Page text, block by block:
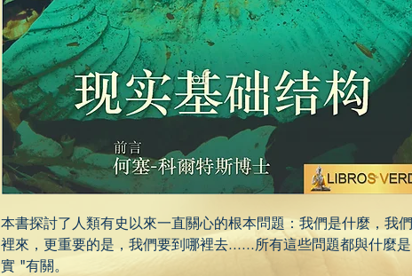
本書探討了人類有史以來一直關心的根本問題：我們是什麼，我
裡來，更重要的是，我們要到哪裡去......所有這些問題都與什麼
實 "有關。